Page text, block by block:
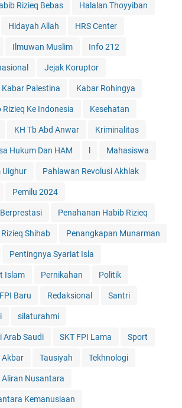
Rizieq Bebas Halalan Thoyyiban
Hidayah Allah HRS Center
Ilmuwan Muslim Info 212
Jejak Koruptor
Kabar Palestina Kabar Rohingya
Ke Indonesia Kesehatan
KH Tb Abd Anwar Kriminalitas
Hukum Dan HAM Mahasiswa
Uighur Pahlawan Revolusi Akhlak
Pemilu 2024
Penahanan Habib Rizieq
Shihab Penangkapan Munarman
Pentingnya Syariat Isla
Islam Pernikahan Politik
Baru Redaksional Santri
silaturahmi
Arab Saudi SKT FPI Lama Sport
Akbar Tausiyah Tekhnologi
Aliran Nusantara
Kemanusiaan